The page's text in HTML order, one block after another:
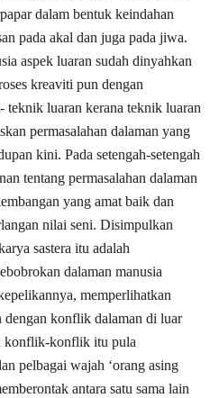
dalam bentuk keindahan
pada akal dan juga pada jiwa.
aspek luaran sudah dinyahkan
kreaviti pun dengan
teknik luaran kerana teknik luaran
permasalahan dalaman yang
kini. Pada setengah-setengah
tentang permasalahan dalaman
yang amat baik dan
nilai seni. Disimpulkan
sastera itu adalah
dalaman manusia
memperlihatkan
konflik dalaman di luar
konflik-konflik itu pula
pelbagai wajah ‘orang asing
antara satu sama lain